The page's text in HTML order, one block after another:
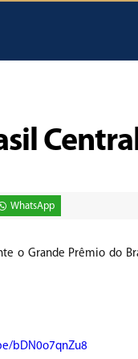
WhatsApp
o Grande Prêmio do
bDN0o7qnZu8